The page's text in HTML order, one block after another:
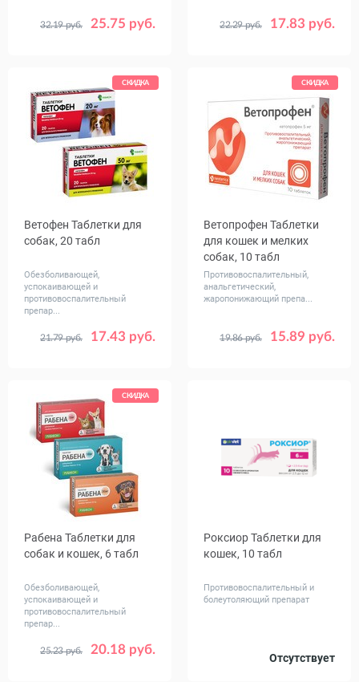
25.75 руб.
32.19 руб. 17.83 руб.
22.29 руб.
Объем,
100
СКИДКА
Ветофен Таблетки для
собак, 20 табл
Обезболивающей,
успокаивающей и
противовоспалительный
препар...
17.43 руб.
21.79 руб.
Дозировка,
20 50
СКИДКА
Ветопрофен Таблетки
для кошек и мелких
собак, 10 табл
Противовоспалительный,
анальгетический,
жаропонижающий препа...
15.89 руб.
19.86 руб.
СКИДКА
Рабена Таблетки для
собак и кошек, 6 табл
Обезболивающей,
успокаивающей и
противовоспалительный
препар...
20.18 руб.
25.23 руб.
Дозировка,
5
10
Роксиор Таблетки для
кошек, 10 табл
Противовоспалительный и
болеутоляющий препарат
Отсутствует
от 2.5 - 12